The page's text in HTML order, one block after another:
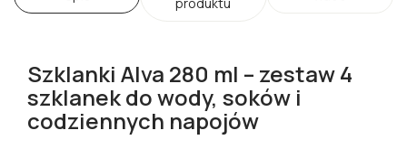
Szklanki Alva 280 ml – zestaw 4
szklanek do wody, soków i
codziennych napojów